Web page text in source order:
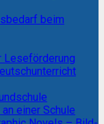
beim
Leseförderung
einer Schule